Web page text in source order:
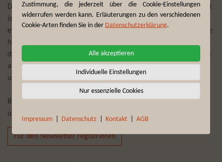
Zustimmung, die jederzeit über die Cookie-Einstellungen
widerrufen werden kann. Erläuterungen zu den verschiedenen
Cookie-Arten finden Sie in der Datenschutzerklärung.
Alle akzeptieren
Individuelle Einstellungen
Nur essenzielle Cookies
Impressum Datenschutz Kontakt AGB
Der Reiseveranstalter First Reisebüro Mönchengladbach GmbH
ist seit mehr als 75 Jahren Experte darin, Reisewünsche zu
erfüllen und täglich individuelle Trips und Touren zu planen. Die
hier angebotenen Erlebnisreisen zu Traumdestinationen auf
dem afrikanischen Kontinent bescheren Ihnen, gepaart mit den
afrikanischen Wurzeln der Brand-Story von Fynch-Hatton,
unvergessliche Momente.
Reiseempfehlungen und Reiseneuheiten bekommen Sie mit
unserem Newsletter auf Wunsch „frei Haus“:
Für den Newsletter registrieren